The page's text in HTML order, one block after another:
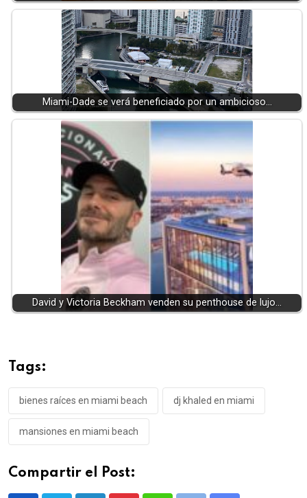
Miami-Dade se verá beneficiado por un ambicioso…
David y Victoria Beckham venden su penthouse de lujo…
Tags:
bienes raíces en miami beach dj khaled en miami
mansiones en miami beach
Compartir el Post: